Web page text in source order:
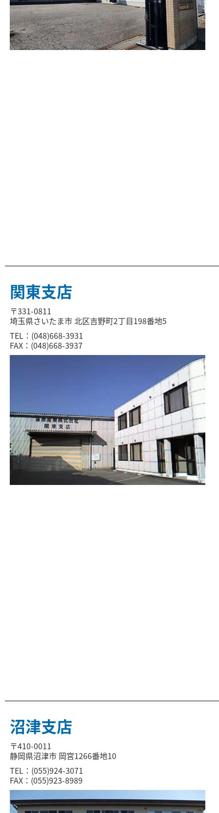
関東支店
〒331-0811
埼玉県さいたま市 北区吉野町2丁目198番地5
TEL：(048)668-3931
FAX：(048)668-3937
沼津支店
〒410-0011
静岡県沼津市 岡宮1266番地10
TEL：(055)924-3071
FAX：(055)923-8989